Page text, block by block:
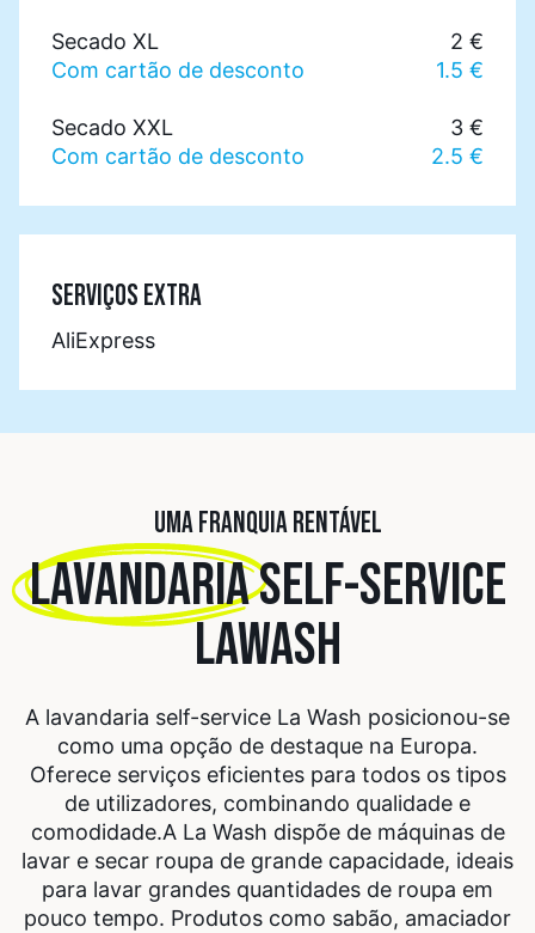
Secado XL
2 €
Com cartão de desconto
1.5 €
Secado XXL
3 €
Com cartão de desconto
2.5 €
SERVIÇOS EXTRA
AliExpress
UMA FRANQUIA RENTÁVEL
LAVANDARIASELF-SERVICE
LAWASH
A lavandaria self-service La Wash posicionou-se
como uma opção de destaque na Europa.
Oferece serviços eficientes para todos os tipos
de utilizadores, combinando qualidade e
comodidade.A La Wash dispõe de máquinas de
lavar e secar roupa de grande capacidade, ideais
para lavar grandes quantidades de roupa em
pouco tempo. Produtos como sabão, amaciador